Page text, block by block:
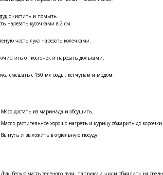
очистить и помыть.
нарезать кусочками в 2 см.
часть лука нарезать колечками.
очистить от косточек и нарезать дольками.
смешать с 150 мл воды, кетчупам и медом.
Мясо достать из маринада и обсушить.
Масло растительное хорошо нагреть и курицу обжарить до корочки.
Вынуть и выложить в отдельную посуду.
Лук, белую часть зеленого лука, паприку и чили обжарить на